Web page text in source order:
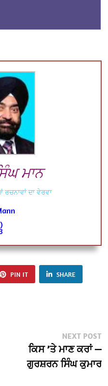
ਮਾਨ
ਰਚਨਾਵਾਂ ਦਾ ਵੇਰਵਾ
PIN IT SHARE
NEXT POST
ਕਿਸ ’ਤੇ ਮਾਣ ਕਰਾਂ —
ਗੁਰਸ਼ਰਨ ਸਿੰਘ ਕੁਮਾਰ